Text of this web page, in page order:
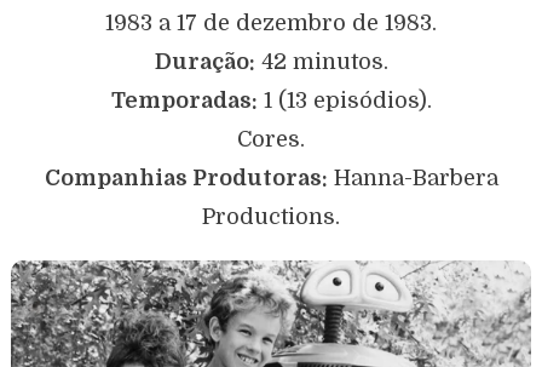
1983 a 17 de dezembro de 1983.
Duração: 42 minutos.
Temporadas: 1 (13 episódios).
Cores.
Companhias Produtoras: Hanna-Barbera
Productions.